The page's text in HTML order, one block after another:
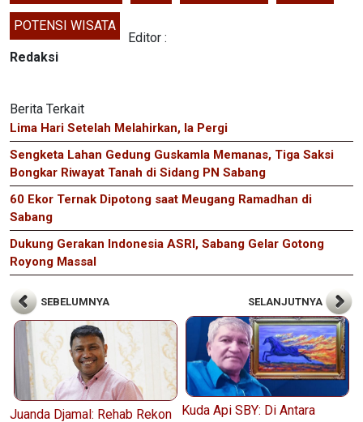
POTENSI WISATA
Editor :
Redaksi
Berita Terkait
Lima Hari Setelah Melahirkan, Ia Pergi
Sengketa Lahan Gedung Guskamla Memanas, Tiga Saksi
Bongkar Riwayat Tanah di Sidang PN Sabang
60 Ekor Ternak Dipotong saat Meugang Ramadhan di
Sabang
Dukung Gerakan Indonesia ASRI, Sabang Gelar Gotong
Royong Massal
SEBELUMNYA
Juanda Djamal: Rehab Rekon
SELANJUTNYA
Kuda Api SBY: Di Antara